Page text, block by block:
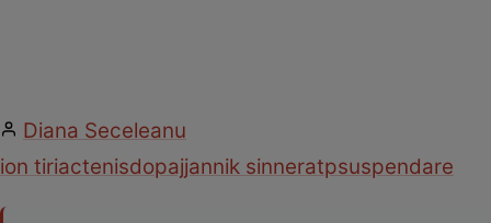
Diana Seceleanu
ion tiriactenisdopajjannik sinneratpsuspendare